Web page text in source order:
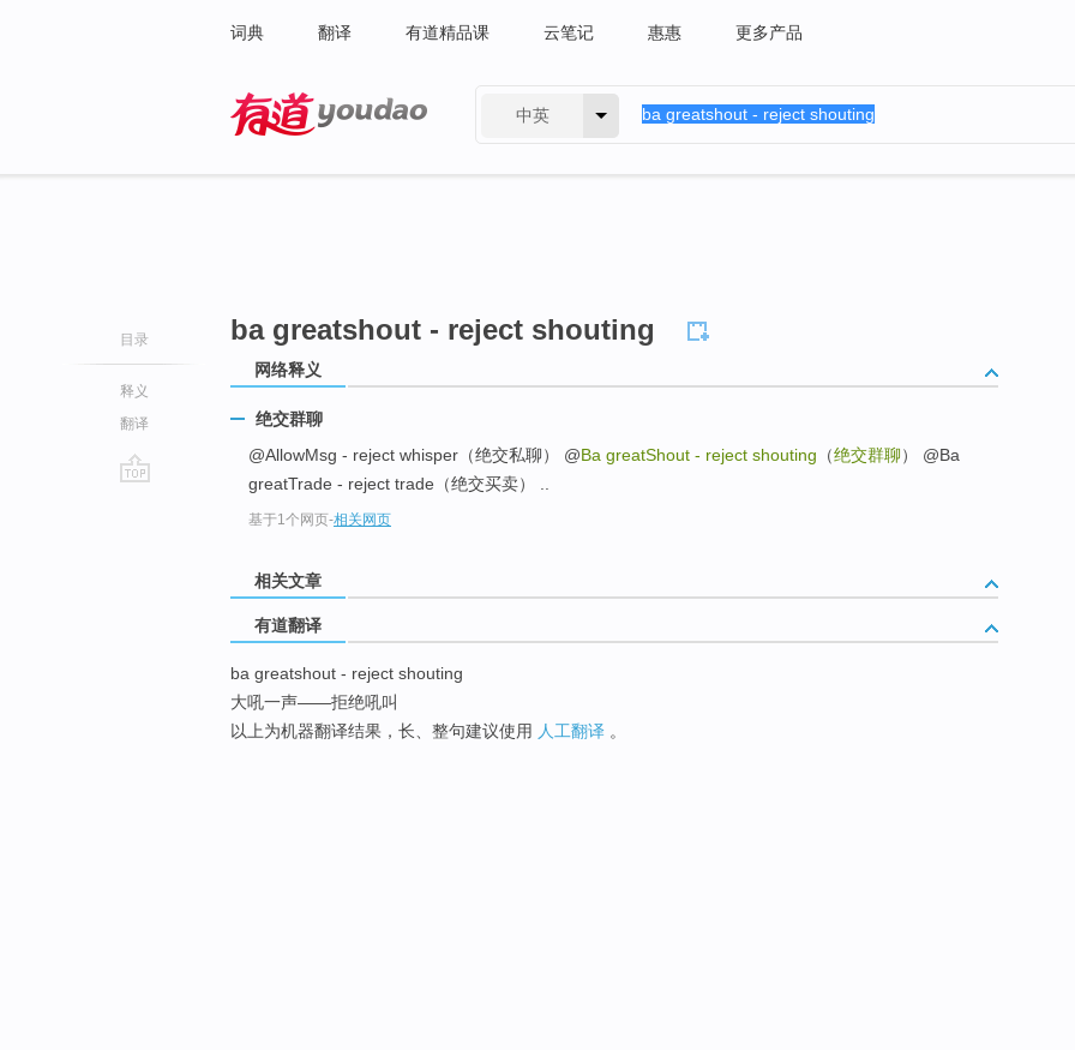
词典 翻译 有道精品课 云笔记 惠惠 更多产品
中英
目录
释义
翻译
ba greatshout - reject shouting
网络释义
绝交群聊
@AllowMsg - reject whisper（绝交私聊） @Ba greatShout - reject shouting （绝交群聊） @Ba
greatTrade - reject trade（绝交买卖） ..
基于1个网页-相关网页
相关文章
有道翻译
ba greatshout - reject shouting
大吼一声——拒绝吼叫
以上为机器翻译结果，长、整句建议使用 人工翻译 。